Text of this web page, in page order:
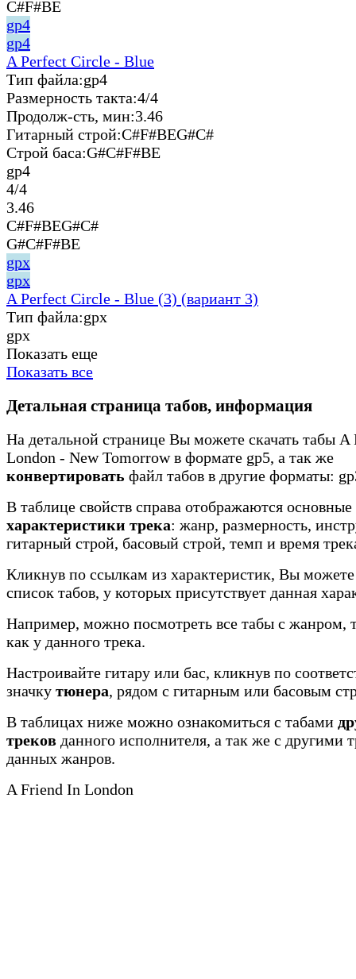
C#F#BE
gp4
gp4
A Perfect Circle - Blue
Тип файла:gp4
Размерность такта:4/4
Продолж-сть, мин:3.46
Гитарный строй:C#F#BEG#C#
Строй баса:G#C#F#BE
gp4
4/4
3.46
C#F#BEG#C#
G#C#F#BE
gpx
gpx
A Perfect Circle - Blue (3) (вариант 3)
Тип файла:gpx
gpx
Показать еще
Показать все
Детальная страница табов, информация
На детальной странице Вы можете скачать табы A
London - New Tomorrow в формате gp5, а так же
конвертировать файл табов в другие форматы:
В таблице свойств справа отображаются основные
характеристики трека: жанр, размерность,
гитарный строй, басовый строй, темп и время
Кликнув по ссылкам из характеристик, Вы
список табов, у которых присутствует данная
Например, можно посмотреть все табы с жанром,
как у данного трека.
Настроивайте гитару или бас, кликнув по
значку тюнера, рядом с гитарным или басовым
В таблицах ниже можно ознакомиться с табами
треков данного исполнителя, а так же с другими
данных жанров.
A Friend In London